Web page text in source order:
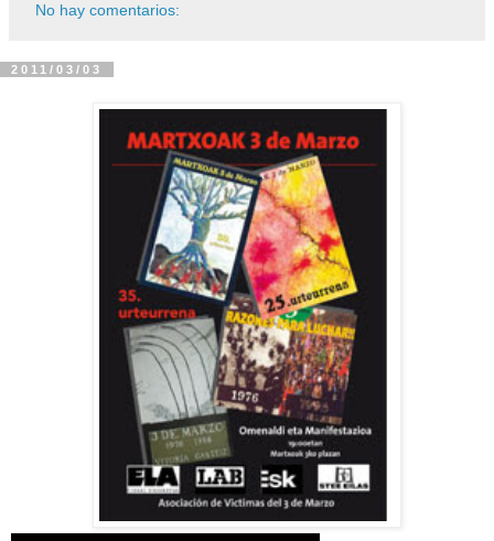
No hay comentarios:
2011/03/03